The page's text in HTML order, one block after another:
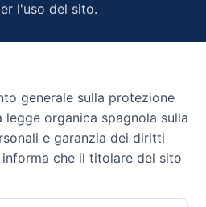
l'uso del sito.
generale sulla protezione
legge organica spagnola sulla
e garanzia dei diritti
che il titolare del sito